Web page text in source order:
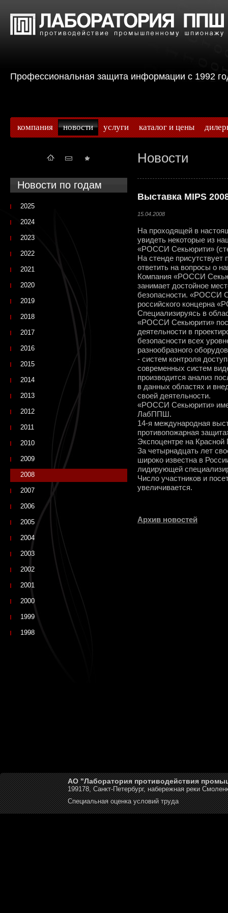
Профессиональная защита информации с
компания новости услуги каталог и цены
Новости
Выставка MIPS
15.04.2008
На проходящей в
увидеть некоторые из
«РОССИ Секьюрити»
На стенде
ответить на вопросы о
Компания «РОССИ
занимает достойное
безопасности. «РОССИ
российского концерна
Специализируясь в
«РОССИ Секьюрити»
деятельности в
безопасности всех
разнообразного
- систем контроля
современных систем
производится анализ
в данных областях и
своей деятельности.
«РОССИ Секьюрити»
ЛабППШ.
14-я международная
противопожарная
Экспоцентре на
За четырнадцать лет
широко известна в
лидирующей
Число участников и
увеличивается.
Архив новостей
Новости по годам
2025
2024
2023
2022
2021
2020
2019
2018
2017
2016
2015
2014
2013
2012
2011
2010
2009
2008
2007
2006
2005
2004
2003
2002
2001
2000
1999
1998
АО "Лаборатория противодействия
199178, Санкт-Петербург, набережная реки
Специальная оценка условий труда